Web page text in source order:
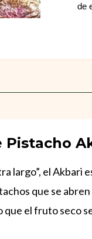
de
largo”, el Akbari
que se
que el fruto seco